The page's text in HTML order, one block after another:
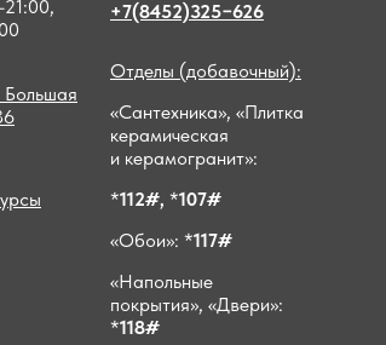
Большая
+7(8452)325−626
Отделы (добавочный):
«Сантехника», «Плитка
керамическая
и керамогранит»:
*112#, *107#
«Обои»: *117#
«Напольные
покрытия», «Двери»:
*118#